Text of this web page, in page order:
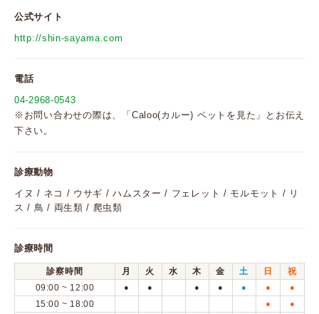
公式サイト
http://shin-sayama.com
電話
04-2968-0543
※お問い合わせの際は、「Caloo(カルー) ペットを見た」とお伝え
下さい。
診療動物
イヌ / ネコ / ウサギ / ハムスター / フェレット / モルモット / リ
ス / 鳥 / 両生類 / 爬虫類
診療時間
診察時間 月 火 水 木 金 土 日
祝
09:00 ~ 12:00
● ● ● ● ● ● ●
15:00 ~ 18:00 ● ●